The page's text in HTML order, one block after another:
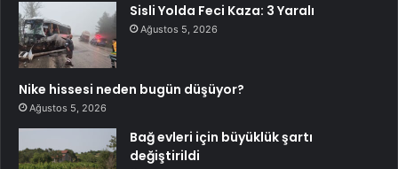
Sisli Yolda Feci Kaza: 3 Yaralı
Ağustos 5, 2026
Nike hissesi neden bugün düşüyor?
Ağustos 5, 2026
Bağ evleri için büyüklük şartı
değiştirildi